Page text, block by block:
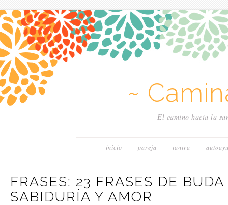
~
El camino hacia la
inicio pareja tantra
FRASES: 23 FRASES DE
SABIDURÍA Y AMOR